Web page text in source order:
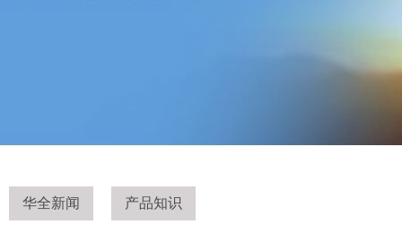
华全新闻 产品知识